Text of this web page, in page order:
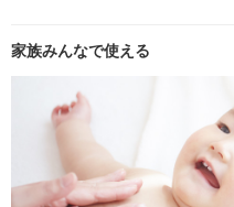
家族みんなで使える